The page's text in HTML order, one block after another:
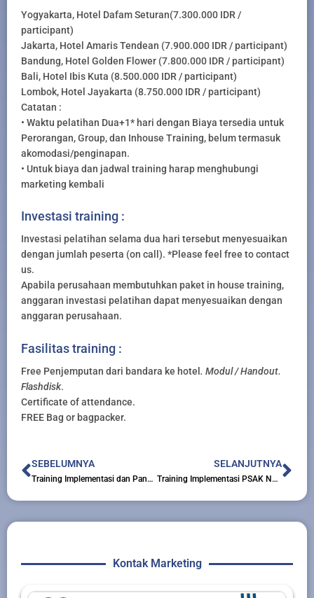
Yogyakarta, Hotel Dafam Seturan(7.300.000 IDR /
participant)
Jakarta, Hotel Amaris Tendean (7.900.000 IDR / participant)
Bandung, Hotel Golden Flower (7.800.000 IDR / participant)
Bali, Hotel Ibis Kuta (8.500.000 IDR / participant)
Lombok, Hotel Jayakarta (8.750.000 IDR / participant)
Catatan :
• Waktu pelatihan Dua+1* hari dengan Biaya tersedia untuk
Perorangan, Group, dan Inhouse Training, belum termasuk
akomodasi/penginapan.
• Untuk biaya dan jadwal training harap menghubungi
marketing kembali
Investasi training :
Investasi pelatihan selama dua hari tersebut menyesuaikan
dengan jumlah peserta (on call). *Please feel free to contact
us.
Apabila perusahaan membutuhkan paket in house training,
anggaran investasi pelatihan dapat menyesuaikan dengan
anggaran perusahaan.
Fasilitas training :
Free Penjemputan dari bandara ke hotel . Modul / Handout.
Flashdisk.
Certificate of attendance.
FREE Bag or bagpacker.
Prev
SEBELUMNYA
Training Implementasi dan Panduan PSAK atas ASET
SELANJUTNYA
Training Implementasi PSAK No 15 Tentang Properti Investasi
Kontak Marketing